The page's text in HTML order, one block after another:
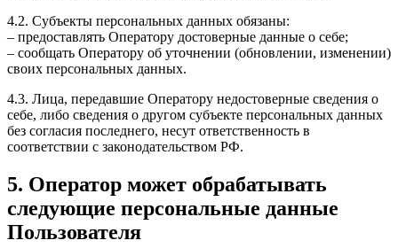
4.2. Субъекты персональных данных обязаны:
– предоставлять Оператору достоверные данные о себе;
– сообщать Оператору об уточнении (обновлении, изменении)
своих персональных данных.
4.3. Лица, передавшие Оператору недостоверные сведения о
себе, либо сведения о другом субъекте персональных данных
без согласия последнего, несут ответственность в
соответствии с законодательством РФ.
5. Оператор может обрабатывать
следующие персональные данные
Пользователя